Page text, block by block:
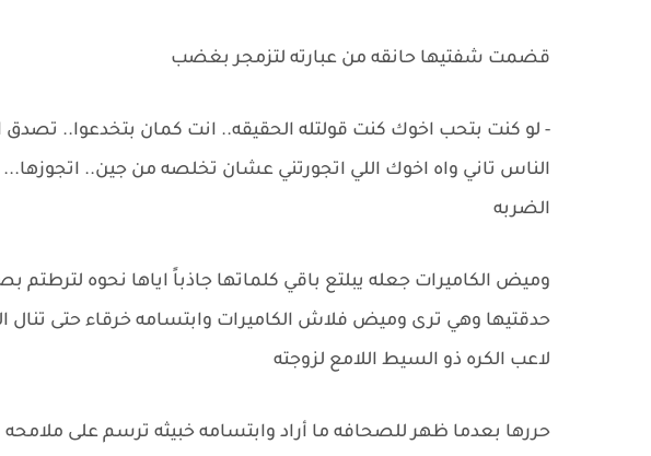
قضمت شفتيها حانقه من عبارته لتزمجر بغضب
- لو كنت بتحب اخوك كنت قولتله الحقيقه.. انت كمان بتخدعوا..
الناس تاني واه اخوك اللي اتجورتني عشان تخلصه من جين..
الضربه
وميض الكاميرات جعله يبلتع باقي كلماتها جاذباً اياها نحوه
حدقتيها وهي ترى وميض فلاش الكاميرات وابتسامه خرقاء حتى
لاعب الكره ذو السيط اللامع لزوجته
حررها بعدما ظهر للصحافه ما أراد وابتسامه خبيثه ترسم على ملامحه